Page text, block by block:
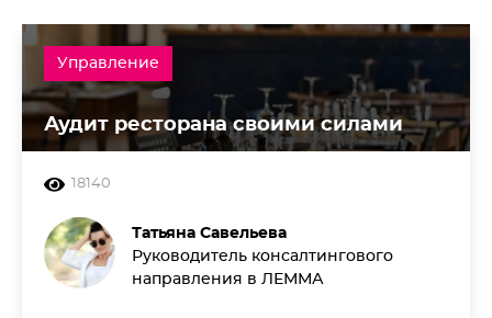
Управление
Аудит ресторана своими силами
18140
Татьяна Савельева
Руководитель консалтингового
направления в ЛЕММА